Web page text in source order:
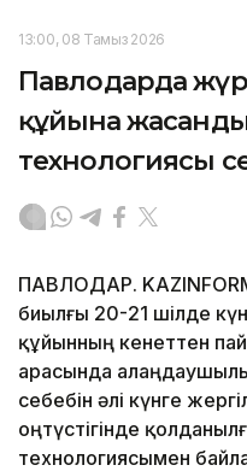
13:00, 08 Тамыз 2026
Павлодарда
құйынға
технологиясы
ПАВЛОДАР.
биылғы 20-21 шілде
құйынның кенеттен
арасында
себебін әлі күнге
оңтүстігінде
технологиясымен